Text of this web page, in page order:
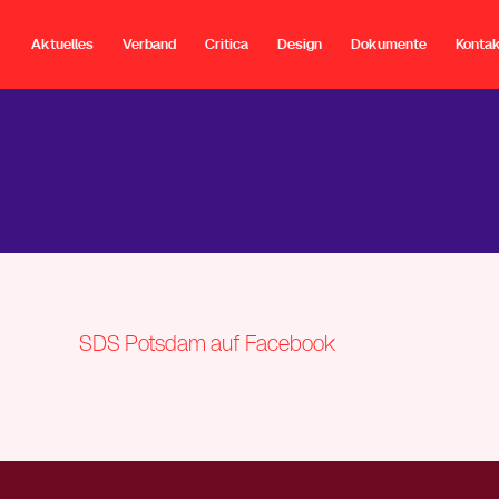
Aktuelles Verband Critica Design Dokumente
SDS Potsdam auf Facebook